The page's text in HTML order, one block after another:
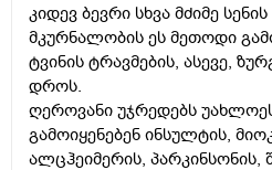
კიდევ ბევრი სხვა მძიმე
მკურნალობის ეს მეთოდი
ტვინის ტრავმების, ასევე,
დროს.
ღეროვანი უჯრედებს
გამოიყენებენ ინსულტის,
ალცჰეიმერის, პარკინსონის,